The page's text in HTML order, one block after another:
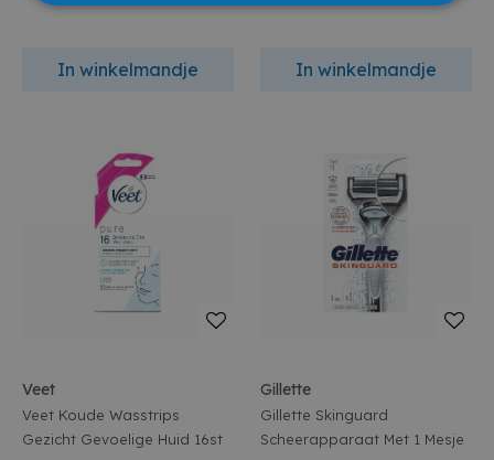
In winkelmandje In winkelmandje
Veet
Veet Koude Wasstrips
Gezicht Gevoelige Huid 16st
Gillette
Gillette Skinguard
Scheerapparaat Met 1 Mesje